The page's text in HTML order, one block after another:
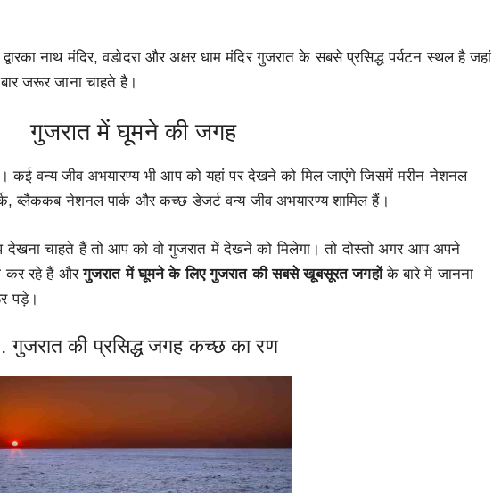
नाथ मंदिर, वडोदरा और अक्षर धाम मंदिर गुजरात के सबसे प्रसिद्ध पर्यटन स्थल है जहां
जरूर जाना चाहते है।
गुजरात में घूमने की जगह
कई वन्य जीव अभयारण्य भी आप को यहां पर देखने को मिल जाएंगे जिसमें मरीन नेशनल
ब्लैककब नेशनल पार्क और कच्छ डेजर्ट वन्य जीव अभयारण्य शामिल हैं।
चाहते हैं तो आप को वो गुजरात में देखने को मिलेगा। तो दोस्तो अगर आप अपने
कर रहे हैं औरगुजरात में घूमने के लिए गुजरात की सबसे खूबसूरत जगहोंके बारे में जानना
पड़े।
गुजरात की प्रसिद्ध जगह कच्छ का रण